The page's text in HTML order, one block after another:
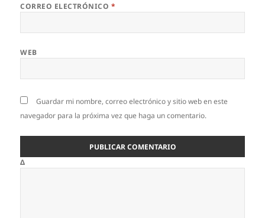
CORREO ELECTRÓNICO *
WEB
Guardar mi nombre, correo electrónico y sitio web en este
navegador para la próxima vez que haga un comentario.
Δ